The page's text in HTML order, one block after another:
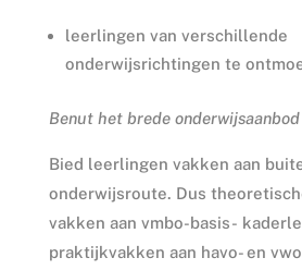
leerlingen van verschillende
onderwijsrichtingen te
Benut het brede onderwijsaanbod
Bied leerlingen vakken aan
onderwijsroute. Dus
vakken aan vmbo-basis-
praktijkvakken aan havo- en